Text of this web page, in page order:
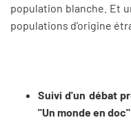
population blanche. Et
populations d’origine
Suivi d'un débat
"Un monde en doc"